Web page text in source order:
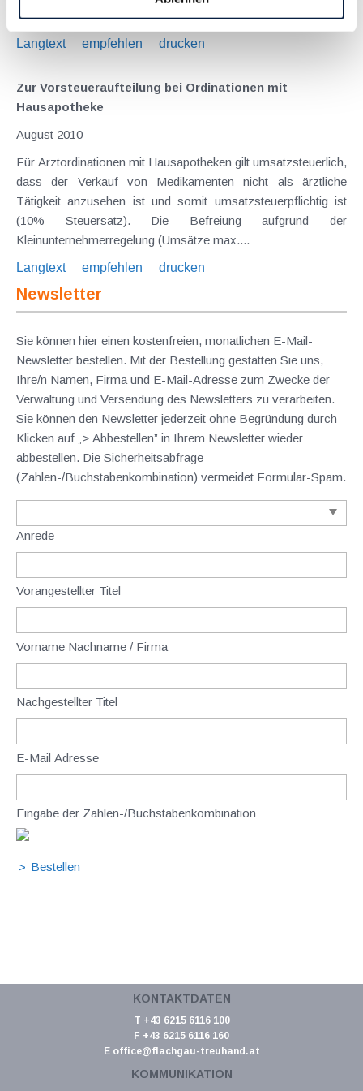
dem jeweils anzuwendenden...
Langtext
empfehlen drucken
Zur Vorsteueraufteilung bei Ordinationen mit
Hausapotheke
August 2010
Für Arztordinationen mit Hausapotheken gilt umsatzsteuerlich,
dass der Verkauf von Medikamenten nicht als ärztliche
Tätigkeit anzusehen ist und somit umsatzsteuerpflichtig ist
(10% Steuersatz). Die Befreiung aufgrund der
Kleinunternehmerregelung (Umsätze max....
Langtext
empfehlen drucken
Newsletter
Sie können hier einen kostenfreien, monatlichen E-Mail-
Newsletter bestellen. Mit der Bestellung gestatten Sie uns,
Ihre/n Namen, Firma und E-Mail-Adresse zum Zwecke der
Verwaltung und Versendung des Newsletters zu verarbeiten.
Sie können den Newsletter jederzeit ohne Begründung durch
Klicken auf „> Abbestellen” in Ihrem Newsletter wieder
abbestellen. Die Sicherheitsabfrage
(Zahlen-/Buchstabenkombination) vermeidet Formular-Spam.
Anrede
Vorangestellter Titel
Vorname Nachname / Firma
Nachgestellter Titel
E-Mail Adresse
Eingabe der Zahlen-/Buchstabenkombination
KONTAKTDATEN
T +43 6215 6116 100
F +43 6215 6116 160
E office@flachgau-treuhand.at
KOMMUNIKATION